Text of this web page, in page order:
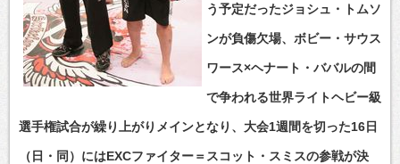
う予定だったジョシュ・トムソ
ンが負傷欠場、ボビー・サウス
ワース×ヘナート・ババルの間
で争われる世界ライトヘビー級
選手権試合が繰り上がりメインとなり、大会1週間を切った16日
（日・同）にはEXCファイター＝スコット・スミスの参戦が決